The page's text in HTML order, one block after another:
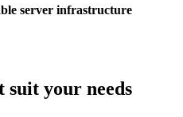
server infrastructure
suit your needs